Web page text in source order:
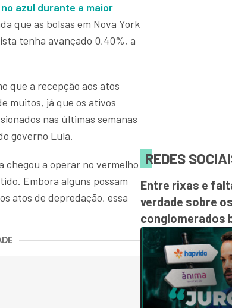
azul durante a maior
que as bolsas em Nova York
tenha avançado 0,40%, a
que a recepção aos atos
muitos, já que os ativos
nas últimas semanas
governo Lula.
chegou a operar no vermelho
Embora alguns possam
atos de depredação, essa
REDES
Entre rixas e
verdade sobre
conglomerados